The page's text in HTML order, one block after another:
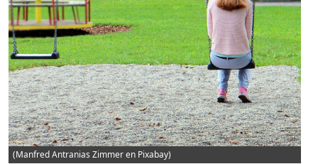
(Manfred Antranias Zimmer en Pixabay)